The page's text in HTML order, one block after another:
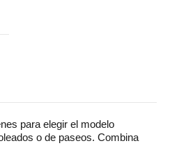
para elegir el modelo
o de paseos. Combina